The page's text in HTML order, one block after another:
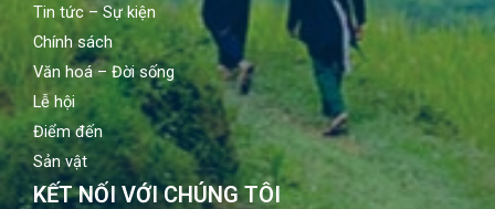
Tin tức – Sự kiện
Chính sách
Văn hoá – Đời sống
Lễ hội
Điểm đến
Sản vật
KẾT NỐI VỚI CHÚNG TÔI